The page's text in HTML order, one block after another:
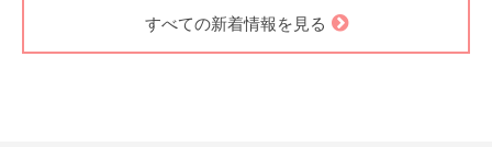
すべての新着情報を見る